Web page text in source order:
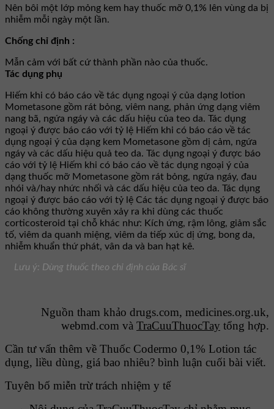
Nên bôi một lớp mỏng kem hay thuốc mỡ 0,1% lên vùng da bị
nhiễm mỗi ngày một lần.
Chống chỉ định :
Mẫn cảm với bất cứ thành phần nào của thuốc.
Tác dụng phụ
Hiếm khi có báo cáo về tác dụng ngoại ý của dạng lotion
Mometasone gồm rát bỏng, viêm nang, phản ứng dạng viêm
nang bã, ngứa ngáy và các dấu hiệu của teo da. Tác dụng
ngoại ý được báo cáo với tỷ lệ Hiếm khi có báo cáo về tác
dụng ngoại ý của dạng kem Mometasone gồm dị cảm, ngứa
ngáy và các dấu hiệu quả teo da. Tác dụng ngoại ý được báo
cáo với tỷ lệ Hiếm khi có báo cáo về tác dụng ngoại ý của
dạng thuốc mỡ Mometasone gồm rát bỏng, ngứa ngáy, đau
nhói và/hay nhức nhối và các dấu hiệu của teo da. Tác dụng
ngoại ý được báo cáo với tỷ lệ Các tác dụng ngoại ý được báo
cáo không thường xuyên xảy ra khi dùng các thuốc
corticosteroid tại chỗ khác như: Kích ứng, rậm lông, giảm sắc
tố, viêm da quanh miệng, viêm da tiếp xúc dị ứng, bong da,
nhiễm khuẩn thứ phát, vân da và ban hạt kê.
Lưu ý: Dùng thuốc theo chỉ định của Bác sĩ
Nguồn tham khảo drugs.com, medicines.org.uk,
webmd.com và TraCuuThuocTay tổng hợp.
Cần tư vấn thêm về Thuốc Codermo 0,1% Lotion tác
dụng, liều dùng, giá bao nhiêu? bình luận cuối bài viết.
Tuyên bố miễn trừ trách nhiệm y tế